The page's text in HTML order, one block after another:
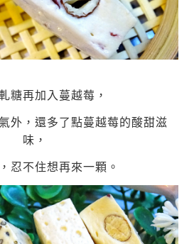
糖再加入蔓越莓，
外，還多了點蔓越莓的酸甜滋
味，
忍不住想再來一顆。